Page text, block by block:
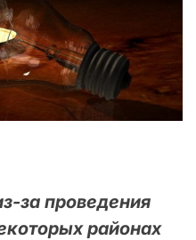
за проведения
районах